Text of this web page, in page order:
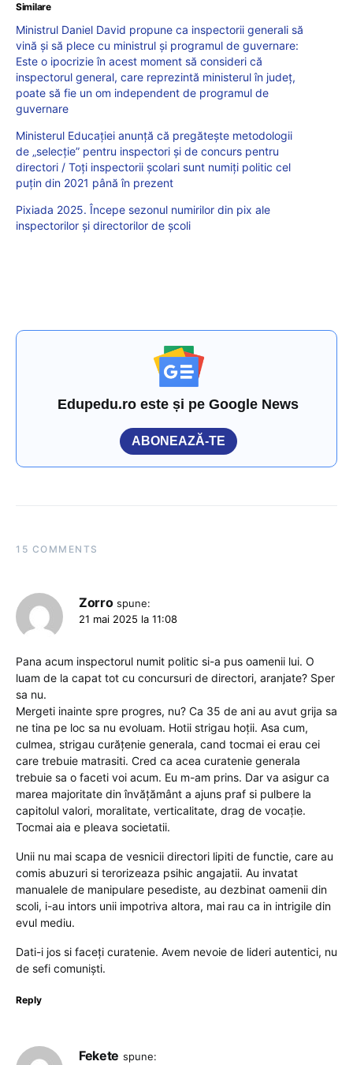
Similare
Ministrul Daniel David propune ca inspectorii generali să
vină și să plece cu ministrul și programul de guvernare:
Este o ipocrizie în acest moment să consideri că
inspectorul general, care reprezintă ministerul în județ,
poate să fie un om independent de programul de
guvernare
Ministerul Educației anunță că pregătește metodologii
de „selecție” pentru inspectori și de concurs pentru
directori / Toți inspectorii școlari sunt numiți politic cel
puțin din 2021 până în prezent
Pixiada 2025. Începe sezonul numirilor din pix ale
inspectorilor și directorilor de școli
Edupedu.ro este și pe Google News
ABONEAZĂ-TE
15 COMMENTS
Zorro spune:
21 mai 2025 la 11:08
Pana acum inspectorul numit politic si-a pus oamenii lui. O
luam de la capat tot cu concursuri de directori, aranjate? Sper
sa nu.
Mergeti inainte spre progres, nu? Ca 35 de ani au avut grija sa
ne tina pe loc sa nu evoluam. Hotii strigau hoții. Asa cum,
culmea, strigau curățenie generala, cand tocmai ei erau cei
care trebuie matrasiti. Cred ca acea curatenie generala
trebuie sa o faceti voi acum. Eu m-am prins. Dar va asigur ca
marea majoritate din învățământ a ajuns praf si pulbere la
capitolul valori, moralitate, verticalitate, drag de vocație.
Tocmai aia e pleava societatii.
Unii nu mai scapa de vesnicii directori lipiti de functie, care au
comis abuzuri si terorizeaza psihic angajatii. Au invatat
manualele de manipulare pesediste, au dezbinat oamenii din
scoli, i-au intors unii impotriva altora, mai rau ca in intrigile din
evul mediu.
Dati-i jos si faceți curatenie. Avem nevoie de lideri autentici, nu
de sefi comuniști.
Reply
Fekete spune: